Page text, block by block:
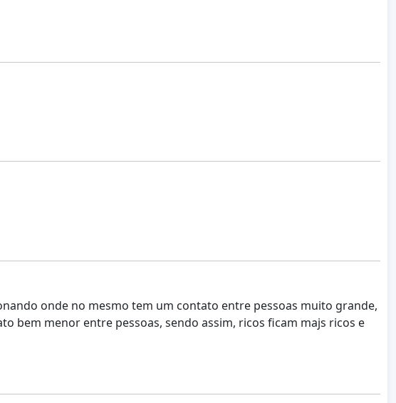
onde no mesmo tem um contato entre pessoas muito grande,
bem menor entre pessoas, sendo assim, ricos ficam majs ricos e